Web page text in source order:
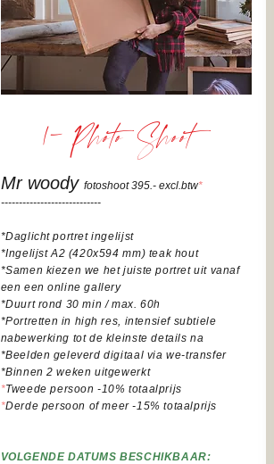
1- Photo Shoot
Mr woody fotoshoot 395.- excl.btw*
----------------------------
*Daglicht portret ingelijst
*Ingelijst A2 (420x594 mm) teak hout
*Samen kiezen we het juiste portret uit vanaf
een een online gallery
*Duurt rond 30 min / max. 60h
*Portretten in high res, intensief subtiele
nabewerking tot de kleinste details na
*Beelden geleverd digitaal via we-transfer
*Binnen 2 weken uitgewerkt
*Tweede persoon -10% totaalprijs
*Derde persoon of meer -15% totaalprijs
VOLGENDE DATUMS BESCHIKBAAR: